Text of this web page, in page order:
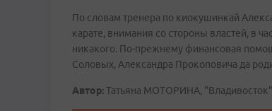
По словам тренера по киокушинкай
карате, внимания со стороны властей, в
никакого. По-прежнему финансовая
Соловых, Александра Прокоповича да
Автор:Татьяна МОТОРИНА, "Владивосток"